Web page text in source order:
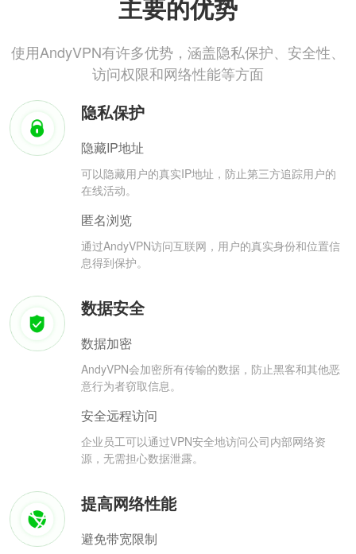
主要的优势
使用AndyVPN有许多优势，涵盖隐私保护、安全性、
访问权限和网络性能等方面
隐私保护
隐藏IP地址
可以隐藏用户的真实IP地址，防止第三方追踪用户的
在线活动。
匿名浏览
通过AndyVPN访问互联网，用户的真实身份和位置信
息得到保护。
数据安全
数据加密
AndyVPN会加密所有传输的数据，防止黑客和其他恶
意行为者窃取信息。
安全远程访问
企业员工可以通过VPN安全地访问公司内部网络资
源，无需担心数据泄露。
提高网络性能
避免带宽限制